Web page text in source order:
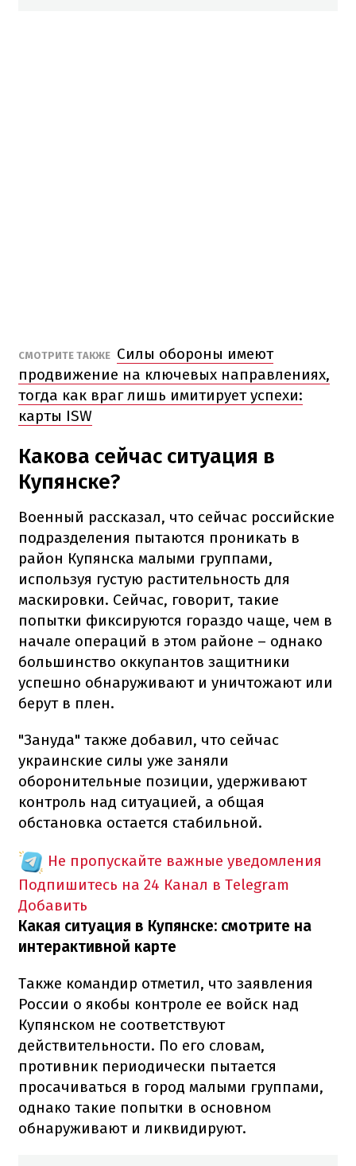
СМОТРИТЕ ТАКЖЕ Силы обороны имеют
продвижение на ключевых направлениях,
тогда как враг лишь имитирует успехи:
карты ISW
Какова сейчас ситуация в
Купянске?
Военный рассказал, что сейчас российские
подразделения пытаются проникать в
район Купянска малыми группами,
используя густую растительность для
маскировки. Сейчас, говорит, такие
попытки фиксируются гораздо чаще, чем в
начале операций в этом районе – однако
большинство оккупантов защитники
успешно обнаруживают и уничтожают или
берут в плен.
"Зануда" также добавил, что сейчас
украинские силы уже заняли
оборонительные позиции, удерживают
контроль над ситуацией, а общая
обстановка остается стабильной.
Не пропускайте важные уведомления
Подпишитесь на 24 Канал в Telegram
Добавить
Какая ситуация в Купянске: смотрите на
интерактивной карте
Также командир отметил, что заявления
России о якобы контроле ее войск над
Купянском не соответствуют
действительности. По его словам,
противник периодически пытается
просачиваться в город малыми группами,
однако такие попытки в основном
обнаруживают и ликвидируют.